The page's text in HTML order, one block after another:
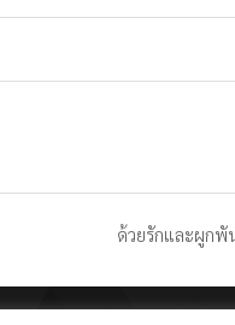
ด้วยรักและผูก